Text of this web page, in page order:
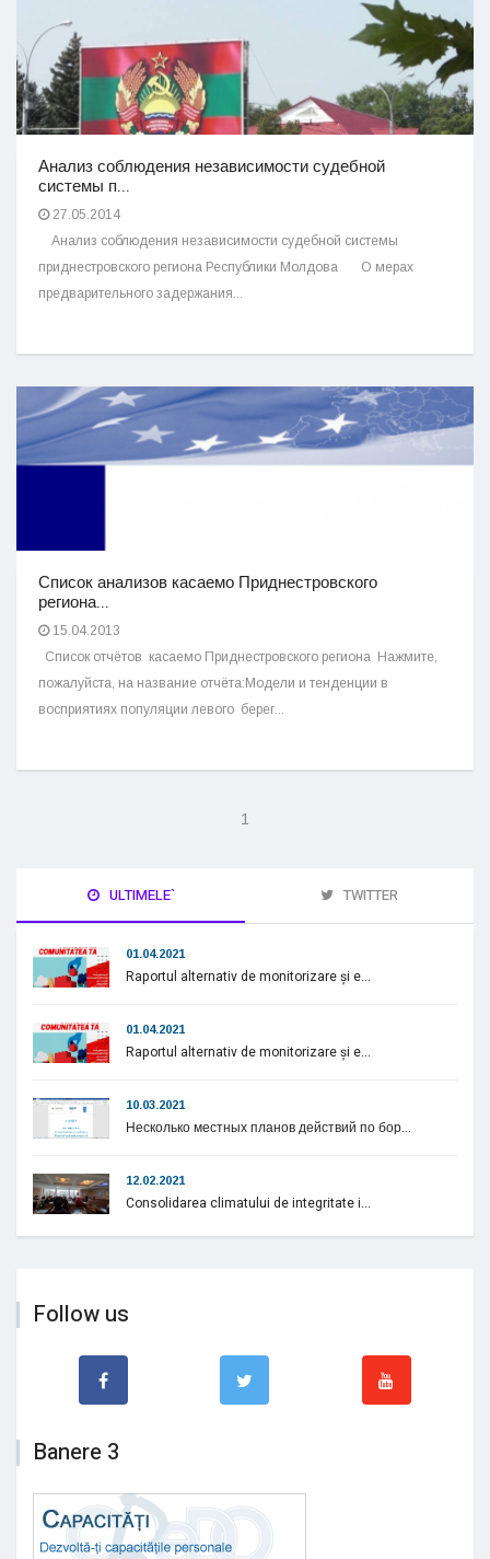
Анализ соблюдения независимости судебной
системы п...
27.05.2014
Анализ соблюдения независимости судебной системы
приднестровского региона Республики Молдова О мерах
предварительного задержания...
Список анализов касаемо Приднестровского
региона...
15.04.2013
Список отчётов касаемо Приднестровского региона Нажмите,
пожалуйста, на название отчёта:Модели и тенденции в
восприятиях популяции левого берег...
1
ULTIMELE` TWITTER
01.04.2021
Raportul alternativ de monitorizare și e...
01.04.2021
Raportul alternativ de monitorizare și e...
10.03.2021
Несколько местных планов действий по бор...
12.02.2021
Consolidarea climatului de integritate i...
Follow us
Banere 3